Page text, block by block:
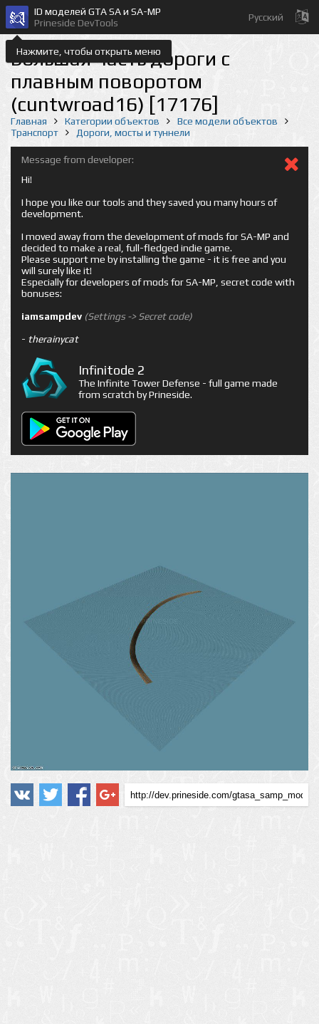
Нажмите, чтобы открыть меню
ID моделей GTA SA и SA-MP
Prineside DevTools
Русский
Большая часть дороги с
плавным поворотом
(cuntwroad16) [17176]
Главная Категории объектов
Все модели объектов
Транспорт
Дороги, мосты и туннели
Message from developer:
Hi!
I hope you like our tools and they saved you many hours of
development.
I moved away from the development of mods for SA-MP and
decided to make a real, full-fledged indie game.
Please support me by installing the game - it is free and you
will surely like it!
Especially for developers of mods for SA-MP, secret code with
bonuses:
iamsampdev (Settings -> Secret code)
- therainycat
Infinitode 2
The Infinite Tower Defense - full game made
from scratch by Prineside.